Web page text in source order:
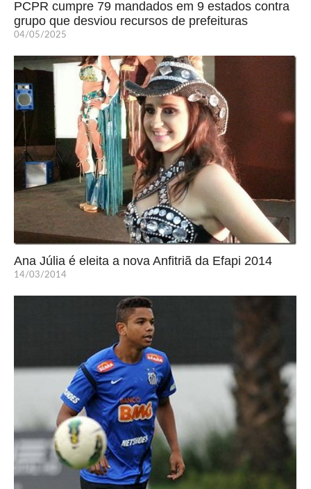
PCPR cumpre 79 mandados em 9 estados contra
grupo que desviou recursos de prefeituras
04/05/2025
Ana Júlia é eleita a nova Anfitriã da Efapi 2014
14/03/2014